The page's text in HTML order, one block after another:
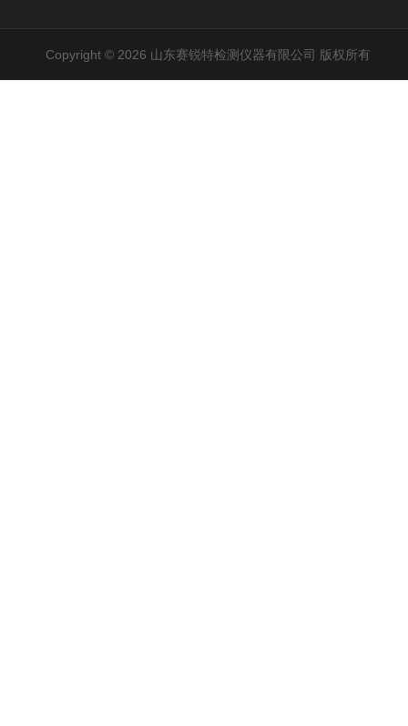
Copyright © 2026 山东赛锐特检测仪器有限公司 版权所有